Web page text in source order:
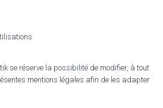
se réserve la possibilité de modifier, à tout
mentions légales afin de les adapter